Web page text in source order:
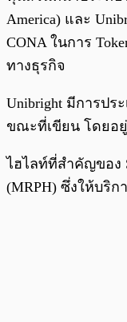
America) และ
CONA ในการ
ทางธุรกิจ
Unibright มีการปร
ขณะที่เขียน โดยอ
ไฮไลท์ที่สำคัญของ
(MRPH) ซึ่งให้บริ